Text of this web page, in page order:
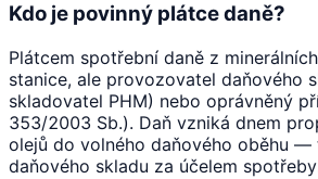
Kdo je povinný plátce daně?
Plátcem spotřební daně z
stanice, ale provozovatel daňového
skladovatel PHM) nebo oprávněný
353/2003 Sb.). Daň vzniká dnem
olejů do volného daňového oběhu —
daňového skladu za účelem